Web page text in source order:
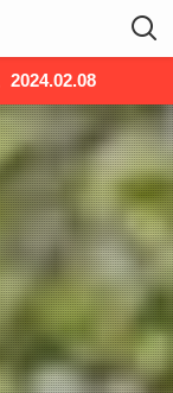
2024.02.08